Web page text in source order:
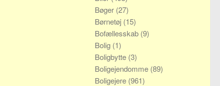
Bøger (27)
Børnetøj (15)
Bofællesskab (9)
Bolig (1)
Boligbytte (3)
Boligejendomme (89)
Boligejere (961)